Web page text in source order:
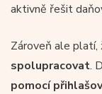
aktivně řešit
Zároveň ale platí,
spolupracovat.
pomocí